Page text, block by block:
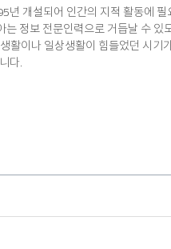
개설되어 인간의 지적 활동에
정보 전문인력으로 거듭날 수
이나 일상생활이 힘들었던 시
다.